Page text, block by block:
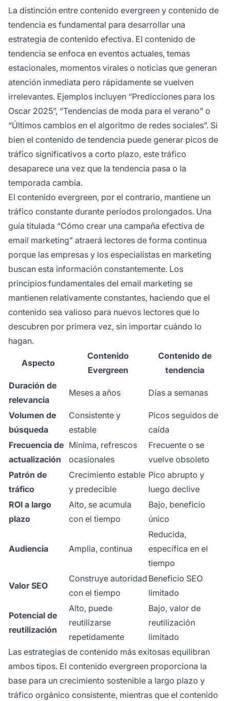
La distinción entre contenido evergreen y contenido de
tendencia es fundamental para desarrollar una
estrategia de contenido efectiva. El contenido de
tendencia se enfoca en eventos actuales, temas
estacionales, momentos virales o noticias que generan
atención inmediata pero rápidamente se vuelven
irrelevantes. Ejemplos incluyen “Predicciones para los
Oscar 2025”, “Tendencias de moda para el verano” o
“Últimos cambios en el algoritmo de redes sociales”. Si
bien el contenido de tendencia puede generar picos de
tráfico significativos a corto plazo, este tráfico
desaparece una vez que la tendencia pasa o la
temporada cambia.
El contenido evergreen, por el contrario, mantiene un
tráfico constante durante períodos prolongados. Una
guía titulada “Cómo crear una campaña efectiva de
email marketing” atraerá lectores de forma continua
porque las empresas y los especialistas en marketing
buscan esta información constantemente. Los
principios fundamentales del email marketing se
mantienen relativamente constantes, haciendo que el
contenido sea valioso para nuevos lectores que lo
descubren por primera vez, sin importar cuándo lo
hagan.
Aspecto
Contenido
Evergreen
Contenido de
tendencia
Duración de
relevancia
Meses a años Días a semanas
Volumen de
búsqueda
Consistente y
estable
Picos seguidos de
caída
Frecuencia de
actualización
Mínima, refrescos
ocasionales
Frecuente o se
vuelve obsoleto
Patrón de
tráfico
Crecimiento estable
y predecible
Pico abrupto y
luego declive
ROI a largo
plazo
Alto, se acumula
con el tiempo
Bajo, beneficio
único
Audiencia Amplia, continua
Reducida,
específica en el
tiempo
Valor SEO
Construye autoridad
con el tiempo
Beneficio SEO
limitado
Potencial de
reutilización
Alto, puede
reutilizarse
repetidamente
Bajo, valor de
reutilización
limitado
Las estrategias de contenido más exitosas equilibran
ambos tipos. El contenido evergreen proporciona la
base para un crecimiento sostenible a largo plazo y
tráfico orgánico consistente, mientras que el contenido